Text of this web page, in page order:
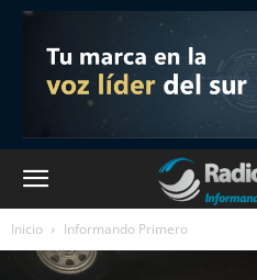
Inicio Informando Primero